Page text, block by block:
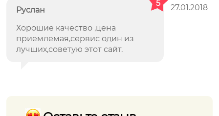
Руслан 27.01.2018
5
Хорошие качество ,цена
приемлемая,сервис один из
лучших,советую этот сайт.